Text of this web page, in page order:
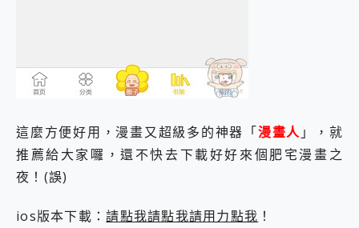
這麼方便好用，漫畫又超級多的神器「漫畫人 」，就
推薦給大家囉，還不快去下載好好來個肥宅漫畫之
夜！(誤)
ios版本下載：請點我請點我請用力點我 ！